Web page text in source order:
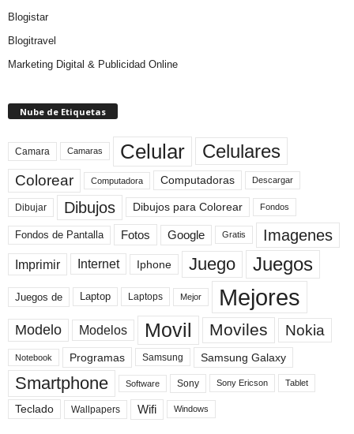
Blogistar
Blogitravel
Marketing Digital & Publicidad Online
Nube de Etiquetas
Camara Camaras Celular Celulares
Colorear Computadora Computadoras Descargar
Dibujar Dibujos Dibujos para Colorear Fondos
Fondos de Pantalla Fotos Google Gratis Imagenes
Imprimir Internet Iphone Juego Juegos
Juegos de Laptop Laptops Mejor Mejores
Modelo Modelos Movil Moviles Nokia
Notebook Programas Samsung Samsung Galaxy
Smartphone Software Sony Sony Ericson Tablet
Teclado Wallpapers Wifi Windows